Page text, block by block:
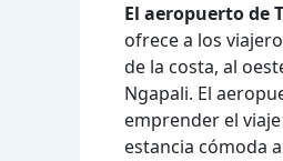
El aeropuerto de
ofrece a los
de la costa, al
Ngapali. El
emprender el
estancia cómoda